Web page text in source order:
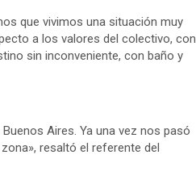
que vivimos una situación muy
a los valores del colectivo, con
sin inconveniente, con baño y
Aires. Ya una vez nos pasó
resaltó el referente del